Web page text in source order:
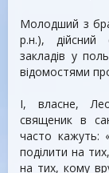
Молодший з
р.н.), дійсний
закладів у
відомостями
І, власне,
священик в
часто кажуть:
поділити на
на тих, кому